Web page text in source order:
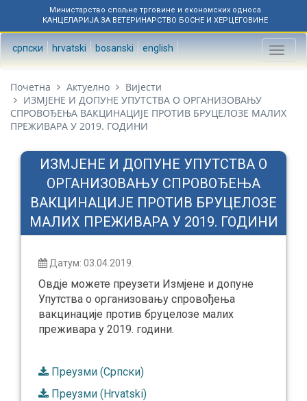
Министарство спољне трговине и економских односа
КАНЦЕЛАРИЈА ЗА ВЕТЕРИНАРСТВО БОСНЕ И ХЕРЦЕГОВИНЕ
српски hrvatski bosanski english
Toggle
Почетна Актуелно
Вијести
ИЗМЈЕНE И ДОПУНE УПУТСТВA О ОРГАНИЗОВАЊУ
СПРОВОЂЕЊА ВАКЦИНАЦИЈЕ ПРОТИВ БРУЦЕЛОЗЕ МАЛИХ
ПРЕЖИВАРА У 2019. ГОДИНИ
ИЗМЈЕНE И ДОПУНE УПУТСТВA О
ОРГАНИЗОВАЊУ СПРОВОЂЕЊА
ВАКЦИНАЦИЈЕ ПРОТИВ БРУЦЕЛОЗЕ
МАЛИХ ПРЕЖИВАРА У 2019. ГОДИНИ
Датум: 03.04.2019.
Овдје можете преузети Измјенe и допунe
Упутствa о организовању спровођења
вакцинације против бруцелозе малих
преживара у 2019. години.
Преузми (Српски)
Преузми (Hrvatski)